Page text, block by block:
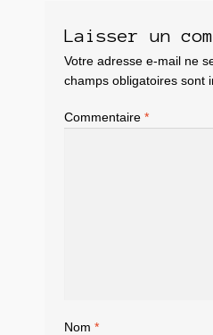
Laisser un
Votre adresse e-mail ne
champs obligatoires sont
Commentaire *
Nom *